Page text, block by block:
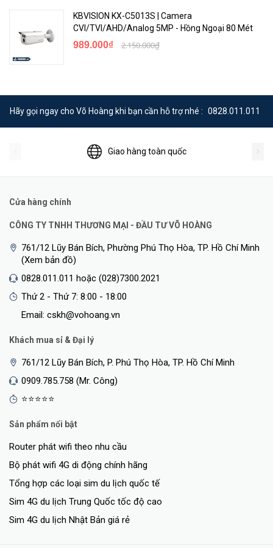
KBVISION KX-C5013S | Camera
CVI/TVI/AHD/Analog 5MP - Hồng Ngoại 80 Mét
989.000₫ 2.150.000₫
Hãy gọi ngay cho Võ Hoàng khi bạn cần hỗ trợ nhé : 0828.011.011
Giao hàng toàn quốc
Cửa hàng chính
CÔNG TY TNHH THƯƠNG MẠI - ĐẦU TƯ VÕ HOÀNG
761/12 Lũy Bán Bích, Phường Phú Thọ Hòa, TP. Hồ Chí Minh
(Xem bản đồ)
0828.011.011 hoặc (028)7300.2021
Thứ 2 - Thứ 7: 8:00 - 18:00
Email: cskh@vohoang.vn
Khách mua sỉ & Đại lý
761/12 Lũy Bán Bích, P. Phú Thọ Hòa, TP. Hồ Chí Minh
0909.785.758 (Mr. Công)
⭐⭐⭐⭐⭐
Sản phẩm nổi bật
Router phát wifi theo nhu cầu
Bộ phát wifi 4G di động chính hãng
Tổng hợp các loại sim du lịch quốc tế
Sim 4G du lịch Trung Quốc tốc độ cao
Sim 4G du lịch Nhật Bản giá rẻ